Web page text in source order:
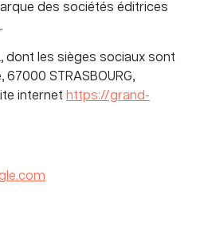
des sociétés éditrices
dont les sièges sociaux sont
67000 STRASBOURG,
internet https://grand-